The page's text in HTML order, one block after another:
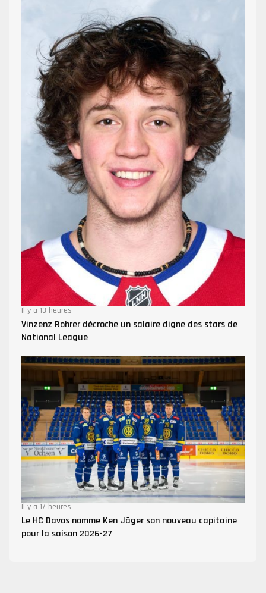
Il y a 13 heures
Vinzenz Rohrer décroche un salaire digne des stars de
National League
Il y a 17 heures
Le HC Davos nomme Ken Jäger son nouveau capitaine
pour la saison 2026-27